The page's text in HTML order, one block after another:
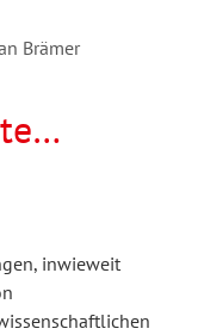
Brämer
inwieweit